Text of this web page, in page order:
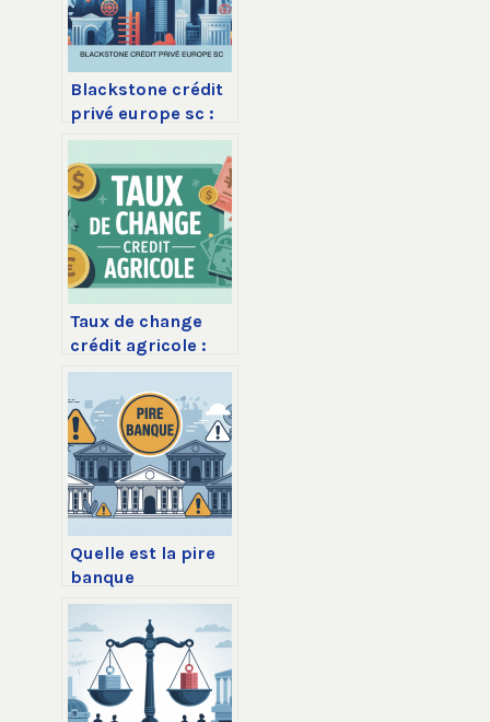
Blackstone crédit
privé europe sc :
fonctionnement,
rendement et
risques à
connaître
Taux de change
crédit agricole :
comment obtenir
le meilleur taux
aujourd’hui
Quelle est la pire
banque
aujourd’hui ?
analyse, données
et alternatives